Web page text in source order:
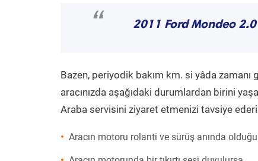
“ 2011 Ford Mondeo 2.0
Bazen, periyodik bakım km. si yâda zamanı
aracınızda aşağıdaki durumlardan birini
Araba servisini ziyaret etmenizi tavsiye
Aracın motoru rolanti ve sürüş anında